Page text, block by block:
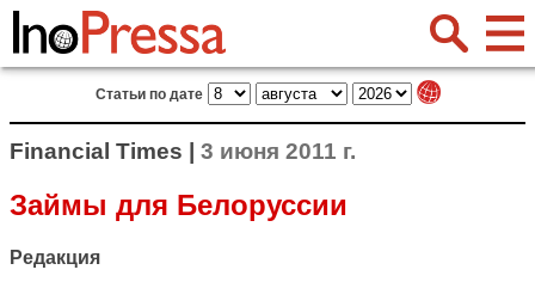
Статьи по дате
Financial Times | 3 июня 2011 г.
Займы для Белоруссии
Редакция